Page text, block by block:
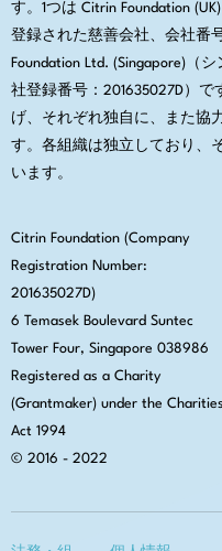
す。1つは Citrin Foundation
登録された慈善会社、会社番
Foundation Ltd. (Singapore)（
社登録番号：201635027D）
げ、それぞれ独自に、また協
す。各組織は独立しており、
います。
Citrin Foundation (Company
Registration Number:
201635027D)
6 Temasek Boulevard Suntec
Tower Four, Singapore 038986
Registered as a Charity
(Grantmaker) under the Charities
Act 1994
© 2016 - 2022